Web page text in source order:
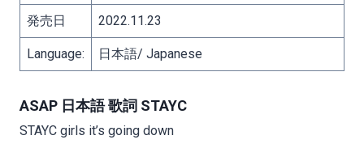
発売日 2022.11.23
Language: 日本語/ Japanese
ASAP 日本語 歌詞 STAYC
STAYC girls it’s going down